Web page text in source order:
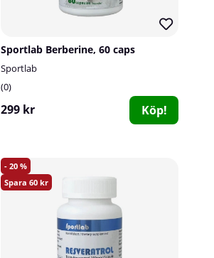
Sportlab Berberine, 60 caps
Sportlab
0
299 kr Köp!
20
60